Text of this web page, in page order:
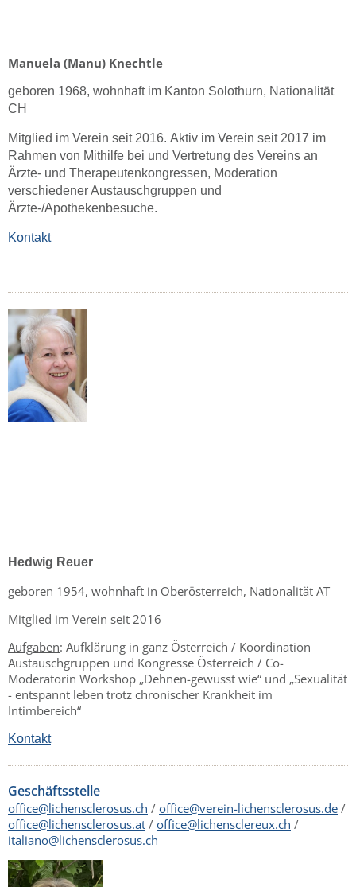
Manuela (Manu) Knechtle
geboren 1968, wohnhaft im Kanton Solothurn, Nationalität
CH
Mitglied im Verein seit 2016. Aktiv im Verein seit 2017 im
Rahmen von Mithilfe bei und Vertretung des Vereins an
Ärzte- und Therapeutenkongressen, Moderation
verschiedener Austauschgruppen und
Ärzte-/Apothekenbesuche.
Kontakt
Hedwig Reuer
geboren 1954, wohnhaft in Oberösterreich, Nationalität AT
Mitglied im Verein seit 2016
Aufgaben: Aufklärung in ganz Österreich / Koordination
Austauschgruppen und Kongresse Österreich / Co-
Moderatorin Workshop „Dehnen-gewusst wie“ und „Sexualität
- entspannt leben trotz chronischer Krankheit im
Intimbereich“
Kontakt
Geschäftsstelle
office@lichensclerosus.ch / office@verein-lichensclerosus.de /
office@lichensclerosus.at / office@lichensclereux.ch /
italiano@lichensclerosus.ch